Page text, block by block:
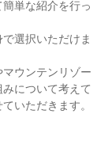
単な紹介を行っ
選択いただけま
ウンテンリゾー
について考えて
いただきます。